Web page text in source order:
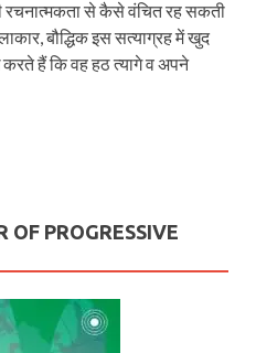
रचनात्मकता से कैसे वंचित रह सकती
बौद्धिक इस सत्याग्रह में खुद
हैं कि वह हठ त्यागे व अपने
OF PROGRESSIVE